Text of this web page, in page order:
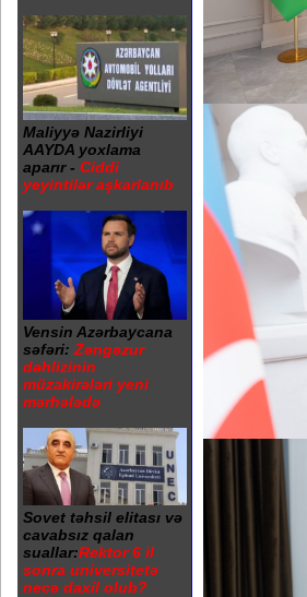
Maliyyə Nazirliyi
AAYDA yoxlama
aparır - Ciddi
yeyintilər aşkarlanıb
Vensin Azərbaycana
səfəri: Zəngəzur
dəhlizinin
müzakirələri yeni
mərhələdə
Sovet təhsil elitası və
cavabsız qalan
suallar:Rektor 6 il
sonra universitetə
necə daxil olub?